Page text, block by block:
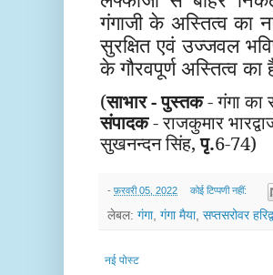
गंगाजी के अस्तित्व का
सुरक्षित एवं उज्जवल
के गौरवपूर्ण अस्तित्व का
(साभार - पुस्तक- गंगा का
संपादक- राजकुमार
सुखनन्दन सिंह,पृ.6-74)
- फ़रवरी 05, 2022 कोई टिप्पणी नहीं:
लेबल: गंगा, गंगा मैया, सप्तसरोवर
नई पोस्ट